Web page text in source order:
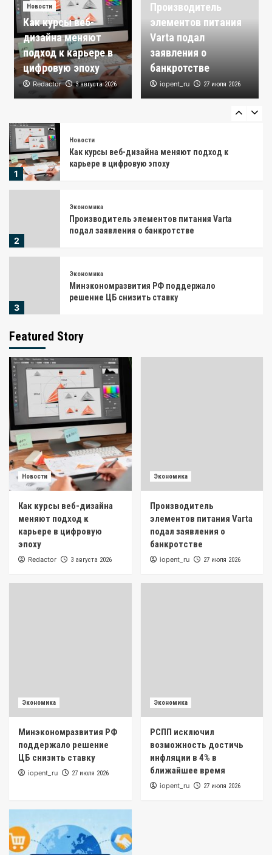
Новости
Как курсы веб-
дизайна меняют
подход к карьере в
цифровую эпоху
Redactor 3 августа 2026
Производитель
элементов питания
Varta подал
заявления о
банкротстве
iopent_ru 27 июля 2026
4
Экономика
РСПП исключил возможность достичь
инфляции в 4% в ближайшее время
Новости
Главные логистические партнеры для
бизнеса: рейтинг B2B-служб доставки
1
Новости
Как курсы веб-дизайна меняют подход к
карьере в цифровую эпоху
2
Экономика
Производитель элементов питания Varta
подал заявления о банкротстве
3
Экономика
Минэкономразвития РФ поддержало
решение ЦБ снизить ставку
4
Экономика
инфляции в 4% в ближайшее время
5
Новости
Главные логистические партнеры для
бизнеса: рейтинг B2B-служб доставки
Новости
Как курсы веб-дизайна меняют подход к
подал заявления о банкротстве
4
инфляции в 4% в ближайшее время
5
Новости
Главные логистические партнеры для
бизнеса: рейтинг B2B-служб доставки
Featured Story
Новости
Как курсы веб-дизайна
меняют подход к
карьере в цифровую
эпоху
Redactor 3 августа 2026
Экономика
Производитель
элементов питания Varta
подал заявления о
банкротстве
iopent_ru 27 июля 2026
Экономика
Минэкономразвития РФ
поддержало решение
ЦБ снизить ставку
iopent_ru 27 июля 2026
Экономика
РСПП исключил
возможность достичь
инфляции в 4% в
ближайшее время
iopent_ru 27 июля 2026